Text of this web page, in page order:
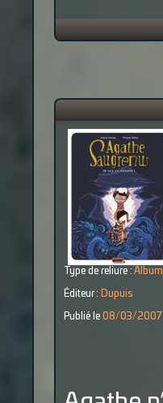
Type de reliure :
Éditeur : Dupuis
Publié le 08/03/2007